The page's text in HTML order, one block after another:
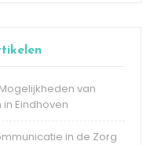
van
Eindhoven
in de Zorg